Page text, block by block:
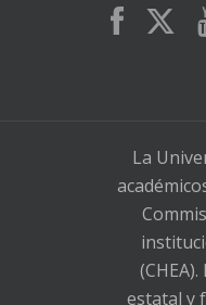
La
estatal y